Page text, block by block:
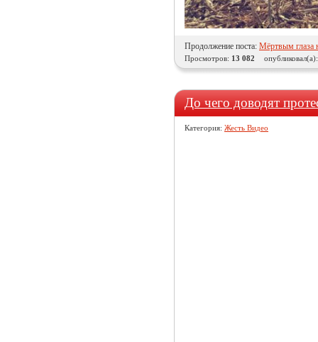
Продолжение поста: Мёртвым глаза
Просмотров: 13 082
До чего доводят
Категория: Жесть Видео